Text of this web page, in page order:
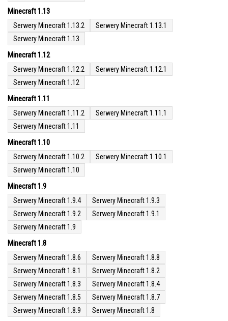
Minecraft 1.13
Serwery Minecraft 1.13.2
Serwery Minecraft 1.13.1
Serwery Minecraft 1.13
Minecraft 1.12
Serwery Minecraft 1.12.2
Serwery Minecraft 1.12.1
Serwery Minecraft 1.12
Minecraft 1.11
Serwery Minecraft 1.11.2
Serwery Minecraft 1.11.1
Serwery Minecraft 1.11
Minecraft 1.10
Serwery Minecraft 1.10.2
Serwery Minecraft 1.10.1
Serwery Minecraft 1.10
Minecraft 1.9
Serwery Minecraft 1.9.4
Serwery Minecraft 1.9.3
Serwery Minecraft 1.9.2
Serwery Minecraft 1.9.1
Serwery Minecraft 1.9
Minecraft 1.8
Serwery Minecraft 1.8.6
Serwery Minecraft 1.8.8
Serwery Minecraft 1.8.1
Serwery Minecraft 1.8.2
Serwery Minecraft 1.8.3
Serwery Minecraft 1.8.4
Serwery Minecraft 1.8.5
Serwery Minecraft 1.8.7
Serwery Minecraft 1.8.9
Serwery Minecraft 1.8